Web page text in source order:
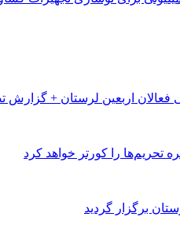
فعالان اربعین لرستان + گزارش
تحریم‌ها را کورتر خواهد کرد
برگزار گردید